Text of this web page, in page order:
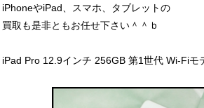
iPhoneやiPad、スマホ、タブレットの
買取も是非ともお任せ下さい＾＾ｂ
iPad Pro 12.9インチ 256GB 第1世代 Wi-Fiモ